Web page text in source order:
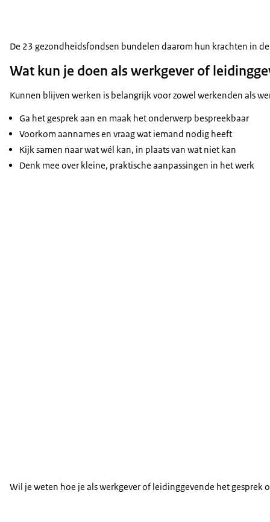
De 23 gezondheidsfondsen bundelen daarom hun krachten in
Wat kun je doen als werkgever of
Kunnen blijven werken is belangrijk voor zowel werkenden als
Ga het gesprek aan en maak het onderwerp bespreekbaar
Voorkom aannames en vraag wat iemand nodig heeft
Kijk samen naar wat wél kan, in plaats van wat niet kan
Denk mee over kleine, praktische aanpassingen in het werk
Wil je weten hoe je als werkgever of leidinggevende het